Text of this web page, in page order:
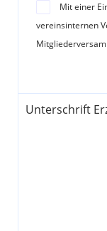
Mit einer
vereinsinternen
Unterschrift